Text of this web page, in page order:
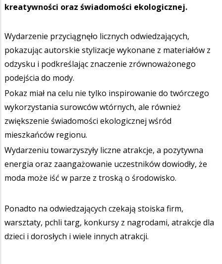
kreatywności oraz świadomości ekologicznej.
Wydarzenie przyciągnęło licznych odwiedzających,
pokazując autorskie stylizacje wykonane z materiałów z
odzysku i podkreślając znaczenie zrównoważonego
podejścia do mody.
Pokaz miał na celu nie tylko inspirowanie do twórczego
wykorzystania surowców wtórnych, ale również
zwiększenie świadomości ekologicznej wśród
mieszkańców regionu.
Wydarzeniu towarzyszyły liczne atrakcje, a pozytywna
energia oraz zaangażowanie uczestników dowiodły, że
moda może iść w parze z troską o środowisko.
Ponadto na odwiedzających czekają stoiska firm,
warsztaty, pchli targ, konkursy z nagrodami, atrakcje dla
dzieci i dorosłych i wiele innych atrakcji.